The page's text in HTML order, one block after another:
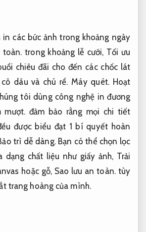
in các bức ảnh trong khoảng ngày
toàn. trong khoảng lễ cưới, Tối ưu
chiêu đãi cho đến các chốc lát
dâu và chú rể.Máy quét. Hoạt
tôi dùng công nghệ in đương
mượt.đảm bảo rằng mọi chi tiết
được biểu đạt 1 bí quyết hoàn
trì dễ dàng.Bạn có thể chọn lọc
dạng chất liệu như giấy ảnh, Trải
hoặc gỗ, Sao lưu an toàn.tùy
trang hoàng của mình.